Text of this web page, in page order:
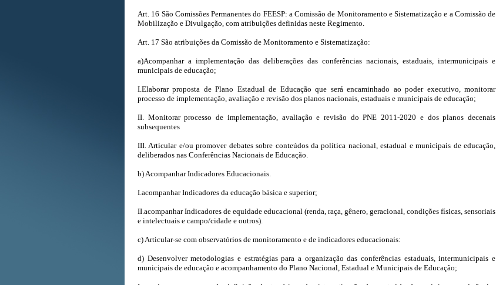
Art. 16 São Comissões Permanentes do FEESP: a Comissão de Monitoramento e Sistematização e a Comissão de
Mobilização e Divulgação, com atribuições definidas neste Regimento.
Art. 17 São atribuições da Comissão de Monitoramento e Sistematização:
a)Acompanhar a implementação das deliberações das conferências nacionais, estaduais, intermunicipais e
municipais de educação;
I.Elaborar proposta de Plano Estadual de Educação que será encaminhado ao poder executivo, monitorar
processo de implementação, avaliação e revisão dos planos nacionais, estaduais e municipais de educação;
II. Monitorar processo de implementação, avaliação e revisão do PNE 2011-2020 e dos planos decenais
subsequentes
III. Articular e/ou promover debates sobre conteúdos da política nacional, estadual e municipais de educação,
deliberados nas Conferências Nacionais de Educação.
b) Acompanhar Indicadores Educacionais.
I.acompanhar Indicadores da educação básica e superior;
II.acompanhar Indicadores de equidade educacional (renda, raça, gênero, geracional, condições físicas, sensoriais
e intelectuais e campo/cidade e outros).
c) Articular-se com observatórios de monitoramento e de indicadores educacionais:
d) Desenvolver metodologias e estratégias para a organização das conferências estaduais, intermunicipais e
municipais de educação e acompanhamento do Plano Nacional, Estadual e Municipais de Educação;